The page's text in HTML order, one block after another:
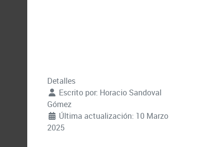
Detalles
Escrito por: Horacio Sandoval
Gómez
Última actualización: 10 Marzo
2025